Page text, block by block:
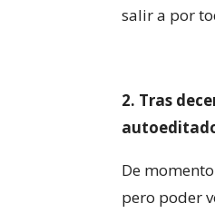
salir a por
2. Tras
De
pero poder